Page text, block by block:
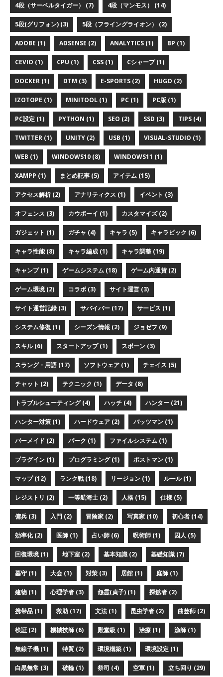
4段（サーベルタイガー） (7) 4段（マンモス） (14)
5段(グリフォン) (3) 5段（フライングライオン） (2)
ADOBE (1) ADSENSE (2) ANALYTICS (1) BP (1)
CEVIO (1) CPU (1) CSS (1) Cシャープ (1)
DOCKER (1) DTM (3) E-SPORTS (2) HUGO (2)
IZOTOPE (1) MINITOOL (1) PC (1) PC版 (1)
PC設定 (1) PYTHON (1) SEO (2) SSD (3) TIPS (4)
TWITTER (1) UNITY (2) USB (1) VISUAL-STUDIO (1)
WEB (1) WINDOWS10 (8) WINDOWS11 (1)
XAMPP (1) まとめ記事 (5) アイテム (15)
アクセス解析 (2) アナリティクス (1) イベント (3)
オフェンス (3) カウボーイ (1) カスタマイズ (2)
ガジェット (1) ガチャ (4) キャラ (5) キャラピック (6)
キャラ性能 (8) キャラ編成 (1) キャラ調整 (19)
キャンプ (1) ゲームシステム (18) ゲーム内通貨 (2)
ゲーム環境 (2) コラボ (3) サイト運営 (3)
サイト運営記録 (3) サバイバー (17) サービス (1)
システム修復 (1) シーズン情報 (2) ジョゼフ (9)
スキル (6) スタートアップ (1) スポーン (3)
スラング・用語 (17) ソフトウェア (1) チェイス (5)
チャット (2) テクニック (1) データ (8)
トラブルシューティング (4) ハッチ (4) ハンター (21)
ハンター対策 (1) ハードウェア (2) バッツマン (1)
バーメイド (2) パーク (1) ファイルシステム (1)
プラグイン (1) プログラミング (1) ポストマン (1)
マップ (12) ランク戦 (18) リージョン (1) ルール (1)
レジストリ (2) 一等航海士 (2) 人格 (15) 仕様 (5)
傭兵 (3) 入門 (2) 冒険家 (2) 写真家 (10) 初心者 (14)
効率化 (2) 医師 (1) 占い師 (6) 呪術師 (1) 囚人 (5)
回復環境 (1) 地下室 (2) 基本知識 (2) 基礎知識 (7)
墓守 (1) 大会 (1) 対策 (3) 居館 (1) 庭師 (1)
建物 (1) 心理学者 (3) 怨霊(貞子) (1) 探鉱者 (2)
携帯品 (1) 救助 (17) 文法 (1) 昆虫学者 (2) 曲芸師 (2)
検証 (2) 機械技師 (6) 殿堂級 (1) 治療 (1) 漁師 (1)
無線子機 (1) 特質 (2) 環境構築 (1) 環境設定 (1)
白黒無常 (3) 破輪 (1) 祭司 (4) 空軍 (1) 立ち回り (29)